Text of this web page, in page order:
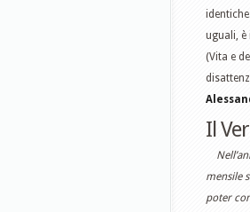
uguali, è
(Vita e
Il
mensile
poter